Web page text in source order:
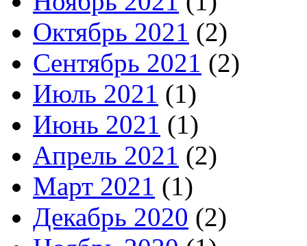
Октябрь 2021 (2)
Сентябрь 2021 (2)
Июль 2021 (1)
Июнь 2021 (1)
Апрель 2021 (2)
Март 2021 (1)
Декабрь 2020 (2)